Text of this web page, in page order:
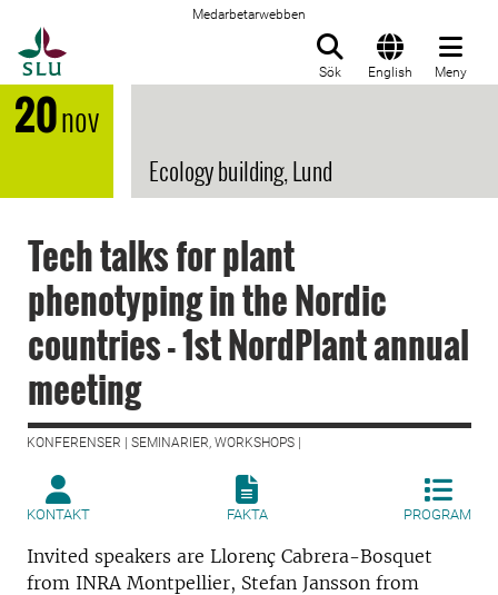
Medarbetarwebben
Sök English Meny
20nov
Ecology building, Lund
Tech talks for plant
phenotyping in the Nordic
countries - 1st NordPlant annual
meeting
KONFERENSER | SEMINARIER, WORKSHOPS |
KONTAKT FAKTA PROGRAM
Invited speakers are Llorenç Cabrera-Bosquet
from INRA Montpellier, Stefan Jansson from